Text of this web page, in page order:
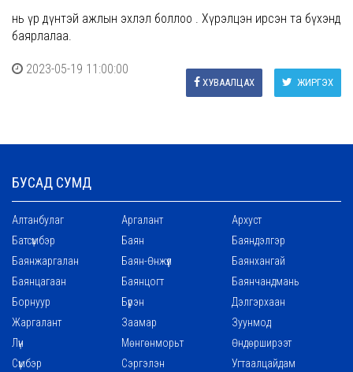
нь үр дүнтэй ажлын эхлэл боллоо . Хүрэлцэн ирсэн та бүхэнд
баярлалаа.
2023-05-19 11:00:00
ЖИРГЭХ
ХУВААЛЦАХ
БУСАД СУМД
Алтанбулаг Аргалант
Архуст
Батсүмбэр
Баян
Баяндэлгэр
Баянжаргалан
Баян-Өнжүүл
Баянхангай
Баянцагаан
Баянцогт
Баянчандмань
Борнуур
Бүрэн
Дэлгэрхаан
Жаргалант
Заамар
Зуунмод
Лүн
Мөнгөнморьт
Өндөрширээт
Сүмбэр
Сэргэлэн
Угтаалцайдам